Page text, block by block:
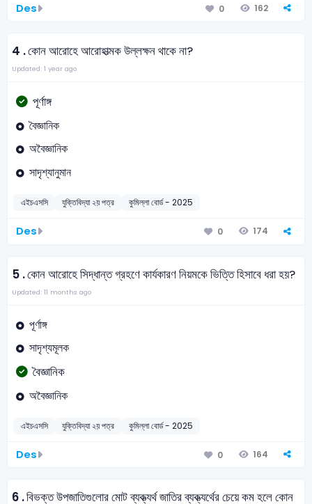
Des 0 162
4 .কোন আরোহে আরোহাত্মক উল্লক্ষন থাকে না?
Updated: 1 year ago
পূর্ণাঙ্গ
বৈজ্ঞানিক
অবৈজ্ঞানিক
সাদৃশ্যানুমান
এইচএসসি যুক্তিবিদ্যা ২য় পত্র কুমিল্লা বোর্ড - 2025
Des 0 174
5 .কোন আরোহে সিদ্ধান্ত গ্রহণে কার্যকারণ নিয়মকে ভিত্তি হিসাবে ধরা হয়?
Updated: 11 months ago
পূর্ণাঙ্গ
সাদৃশ্যমূলক
বৈজ্ঞানিক
অবৈজ্ঞানিক
এইচএসসি যুক্তিবিদ্যা ২য় পত্র কুমিল্লা বোর্ড - 2025
Des 0 164
6 .বিভক্ত উপজাতিগুলোর মোট ব্যক্ত্যর্থ জাতির ব্যক্ত্যর্থের চেয়ে কম হলে কোন